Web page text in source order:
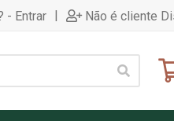
- Entrar | Não é cliente